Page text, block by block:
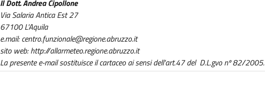
Il Dott. Andrea Cipollone
Via Salaria Antica Est 27
67100 L'Aquila
e.mail: centro.funzionale@regione.abruzzo.it
sito web: http://allarmeteo.regione.abruzzo.it
La presente e-mail sostituisce il cartaceo ai sensi dell'art.47 del D.L.gvo nº 82/2005.